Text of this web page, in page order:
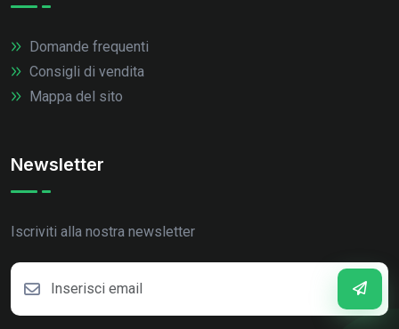
Domande frequenti
Consigli di vendita
Mappa del sito
Newsletter
Iscriviti alla nostra newsletter